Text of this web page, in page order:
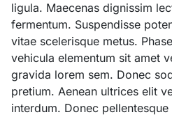
ligula. Maecenas dignissim
fermentum. Suspendisse
vitae scelerisque metus.
vehicula elementum sit amet
gravida lorem sem. Donec
pretium. Aenean ultrices elit
interdum. Donec